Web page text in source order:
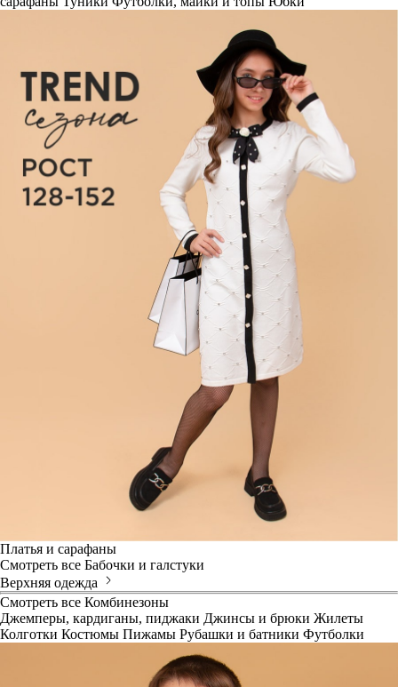
Платья и сарафаны
Смотреть все Бабочки и галстуки
Верхняя одежда
Смотреть все Комбинезоны
Джемперы, кардиганы, пиджаки Джинсы и брюки Жилеты
Колготки Костюмы Пижамы Рубашки и батники Футболки